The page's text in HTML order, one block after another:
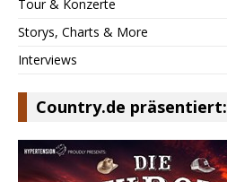
Tour & Konzerte
Storys, Charts & More
Interviews
Country.de präsentiert: